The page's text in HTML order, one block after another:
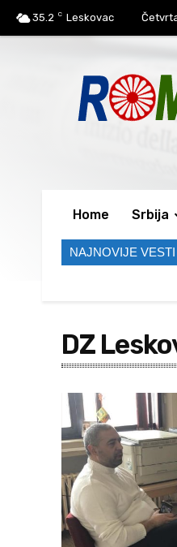
35.2 C Leskovac
Home Srbija
NAJNOVIJE VESTI
stepeni, lekari upozoravaju
DZ